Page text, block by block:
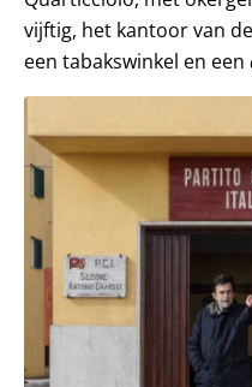
vijftig, het kantoor van
een tabakswinkel en een